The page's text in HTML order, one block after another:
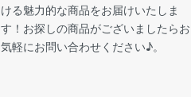
ける魅力的な商品をお届けいたしま
す！お探しの商品がございましたらお
気軽にお問い合わせください♪。